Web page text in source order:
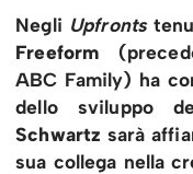
Negli Upfronts
Freeform
ABC Family) ha
dello sviluppo
Schwartz sarà
sua collega nella